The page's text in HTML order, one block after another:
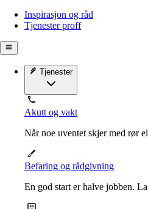
Inspirasjon og råd
Tjenester proff
Tjenester
Akutt og vakt
Når noe uventet skjer med rør
Befaring og rådgivning
En god start er halve jobben.